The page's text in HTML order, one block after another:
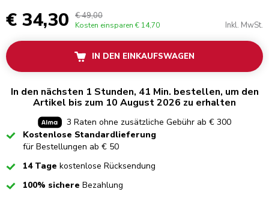
€ 34,30 € 49,00
Kosten einsparen € 14,70 Inkl. MwSt.
IN DEN EINKAUFSWAGEN
In den nächsten 1 Stunden, 41 Min. bestellen, um den
Artikel bis zum 10 August 2026 zu erhalten
3 Raten ohne zusätzliche Gebühr ab € 300
CheckedKostenlose Standardlieferung
für Bestellungen ab € 50
Checked14 Tage kostenlose Rücksendung
Checked100% sichere Bezahlung